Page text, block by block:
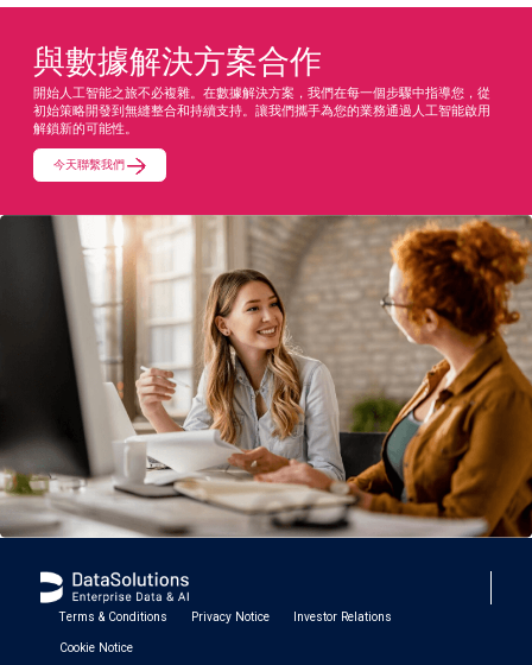
與數據解決方案合作
開始人工智能之旅不必複雜。在數據解決方案，我們在每一個步驟中指導您，從
初始策略開發到無縫整合和持續支持。讓我們攜手為您的業務通過人工智能啟用
解鎖新的可能性。
今天聯繫我們
Terms & Conditions Privacy Notice Investor Relations
Cookie Notice